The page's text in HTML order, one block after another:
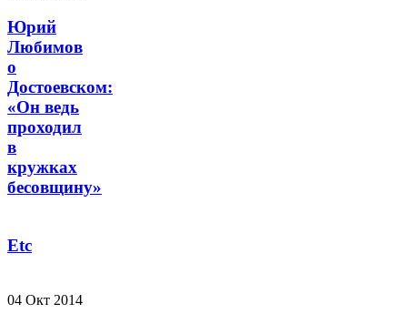
Юрий
Любимов
о
Достоевском:
«Он ведь
проходил
в
кружках
бесовщину»
Etc
04 Окт 2014